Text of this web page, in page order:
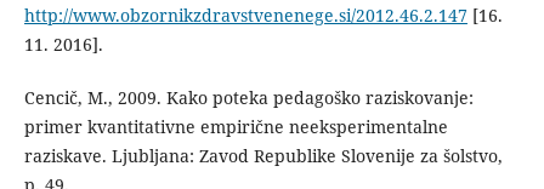
http://www.obzornikzdravstvenenege.si/2012.46.2.147[16.
11. 2016].
Cencič, M., 2009. Kako poteka pedagoško raziskovanje:
primer kvantitativne empirične neeksperimentalne
raziskave. Ljubljana: Zavod Republike Slovenije za šolstvo,